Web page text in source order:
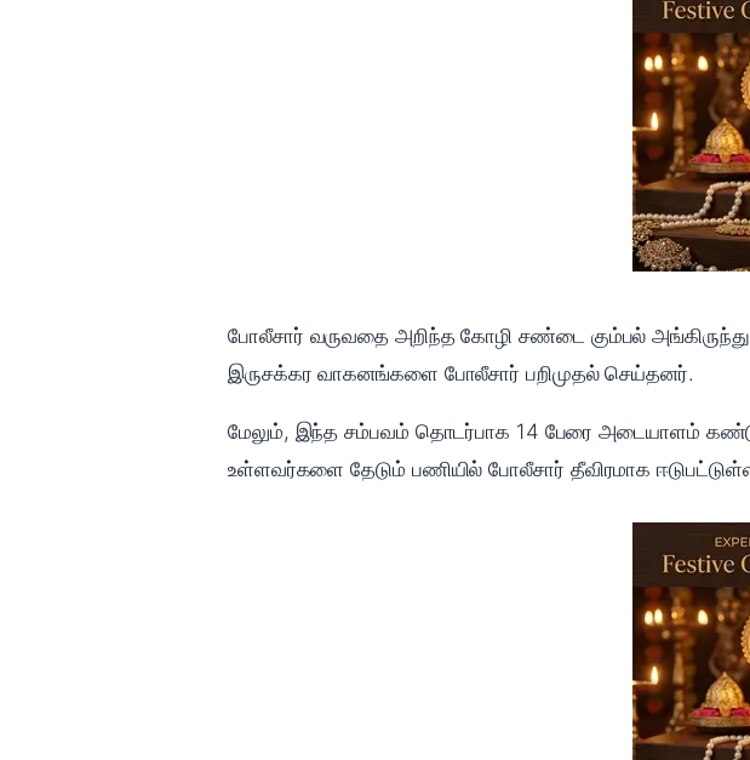
போலீசார் வருவதை அறிந்த கோழி சண்டை கும்பல் அங்கிருந்து
இருசக்கர வாகனங்களை போலீசார் பறிமுதல் செய்தனர்.
மேலும், இந்த சம்பவம் தொடர்பாக 14 பேரை அடையாளம்
உள்ளவர்களை தேடும் பணியில் போலீசார் தீவிரமாக